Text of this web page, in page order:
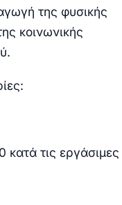
της φυσικής
κοινωνικής
κατά τις εργάσιμες